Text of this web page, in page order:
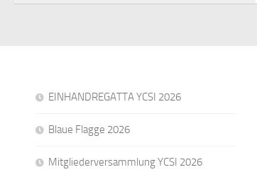
EINHANDREGATTA YCSI 2026
Blaue Flagge 2026
Mitgliederversammlung YCSI 2026